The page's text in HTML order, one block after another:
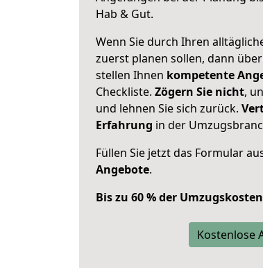
Hab & Gut.
Wenn Sie durch Ihren
zuerst planen sollen, dann
stellen Ihnen kompetente
Checkliste. Zögern Sie nicht,
und lehnen Sie sich zurück.
Erfahrung in der
Füllen Sie jetzt das Formular
Angebote.
Bis zu 60 % der
Kostenlose